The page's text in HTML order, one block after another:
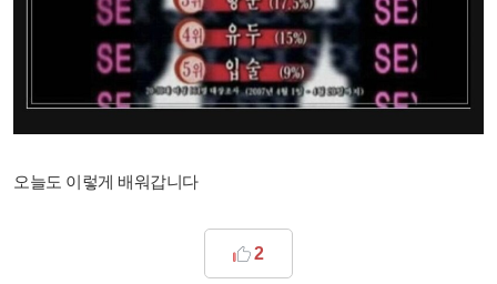
오늘도 이렇게 배워갑니다
2